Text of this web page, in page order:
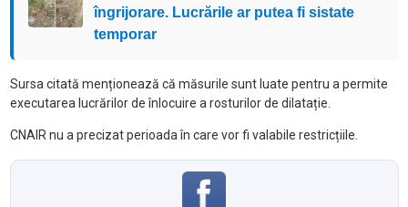
îngrijorare. Lucrările ar putea fi sistate
temporar
Sursa citată menționează că măsurile sunt luate pentru a permite
executarea lucrărilor de înlocuire a rosturilor de dilatație.
CNAIR nu a precizat perioada în care vor fi valabile restricțiile.